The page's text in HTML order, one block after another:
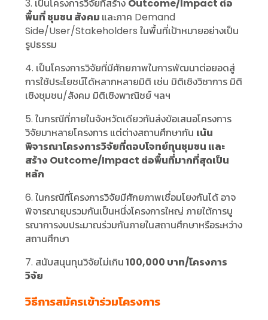
3. เป็นโครงการวิจัยที่สร้าง Outcome/Impact ต่อ
พื้นที่ ชุมชน สังคม และภาค Demand
Side/User/Stakeholders ในพื้นที่เป้าหมายอย่างเป็น
รูปธรรม
4. เป็นโครงการวิจัยที่มีศักยภาพในการพัฒนาต่อยอดสู่
การใช้ประโยชน์ได้หลากหลายมิติ เช่น มิติเชิงวิชาการ มิติ
เชิงชุมชน/สังคม มิติเชิงพาณิชย์ ฯลฯ
5. ในกรณีที่ภายในจังหวัดเดียวกันส่งข้อเสนอโครงการ
วิจัยมาหลายโครงการ แต่ต่างสถานศึกษากัน เน้น
พิจารณาโครงการวิจัยที่ตอบโจทย์ทุนชุมชน และ
สร้าง Outcome/Impact ต่อพื้นที่มากที่สุดเป็น
หลัก
6. ในกรณีที่โครงการวิจัยมีศักยภาพเชื่อมโยงกันได้ อาจ
พิจารณายุบรวมกันเป็นหนึ่งโครงการใหญ่ ภายใต้การบู
รณาการงบประมาณร่วมกันภายในสถานศึกษาหรือระหว่าง
สถานศึกษา
7. สนับสนุนทุนวิจัยไม่เกิน100,000 บาท/โครงการ
วิจัย
วิธีการสมัครเข้าร่วมโครงการ